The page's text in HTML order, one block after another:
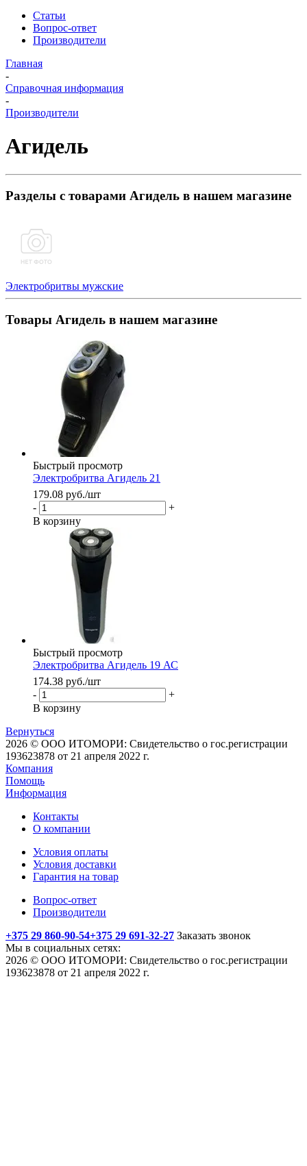
Статьи
Вопрос-ответ
Производители
Главная
-
Справочная информация
-
Производители
Агидель
Разделы с товарами Агидель в нашем магазине
Электробритвы мужские
Товары Агидель в нашем магазине
Быстрый просмотр
Электробритва Агидель 21
179.08 руб./шт
-
+
В корзину
Быстрый просмотр
Электробритва Агидель 19 АС
174.38 руб./шт
-
+
В корзину
Вернуться
2026 © ООО ИТОМОРИ: Свидетельство о гос.регистрации
193623878 от 21 апреля 2022 г.
Компания
Помощь
Информация
Контакты
О компании
Условия оплаты
Условия доставки
Гарантия на товар
Вопрос-ответ
Производители
+375 29 860-90-54+375 29 691-32-27 Заказать звонок
Мы в социальных сетях:
2026 © ООО ИТОМОРИ: Свидетельство о гос.регистрации
193623878 от 21 апреля 2022 г.